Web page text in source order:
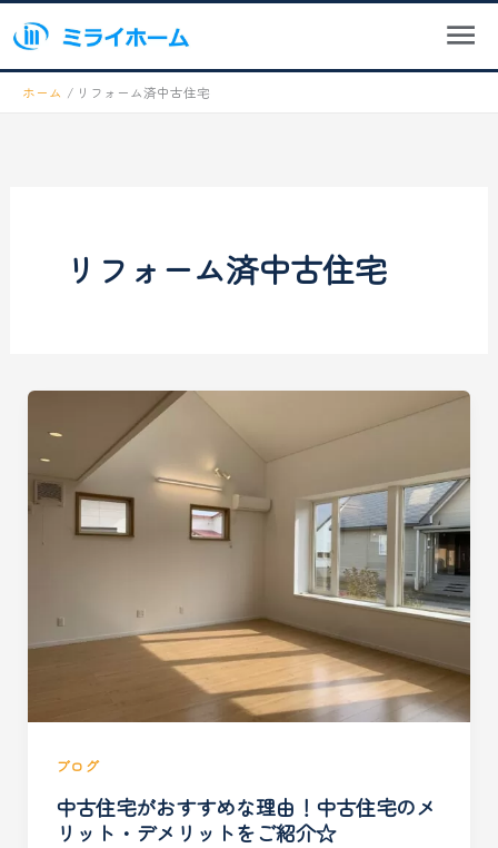
容
を
メ
ニ
ュ
ホーム リフォーム済中古住宅
リフォーム済中古住宅
ブログ
中古住宅がおすすめな理由！中古住宅のメ
リット・デメリットをご紹介☆